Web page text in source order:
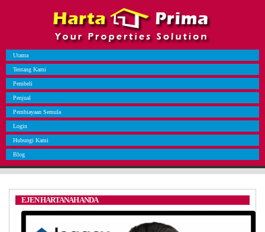
Utama
Tentang Kami
Pembeli
Penjual
Pembiayaan Semula
Login
Hubungi Kami
Blog
EJEN HARTANAH ANDA